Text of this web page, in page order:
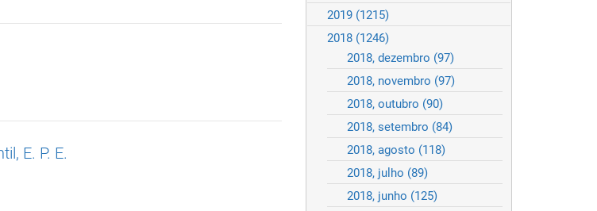
E. P. E.
2019 (1215)
2018 (1246)
2018, dezembro (97)
2018, novembro (97)
2018, outubro (90)
2018, setembro (84)
2018, agosto (118)
2018, julho (89)
2018, junho (125)